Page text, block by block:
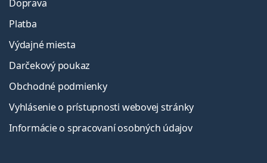
Doprava
Platba
Výdajné miesta
Darčekový poukaz
Obchodné podmienky
Vyhlásenie o prístupnosti webovej stránky
Informácie o spracovaní osobných údajov